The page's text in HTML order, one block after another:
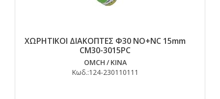
ΧΩΡΗΤΙΚΟΙ ΔΙΑΚΟΠΤΕΣ Φ30 ΝO+NC 15mm
CM30-3015PC
OMCH / ΚΙΝΑ
Κωδ.:124-230110111